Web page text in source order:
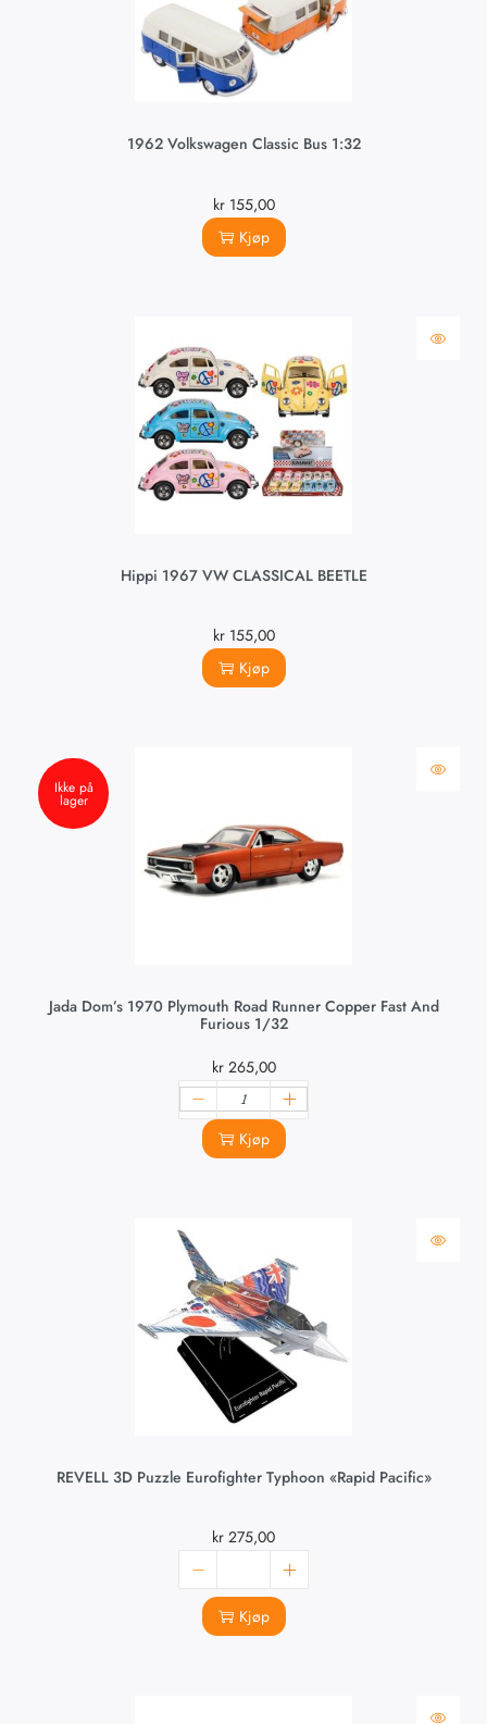
1962 Volkswagen Classic Bus 1:32
kr155,00
Kjøp
Hippi 1967 VW CLASSICAL BEETLE
kr155,00
Kjøp
Ikke på
lager
Jada Dom’s 1970 Plymouth Road Runner Copper Fast And
Furious 1/32
kr265,00
Kjøp
REVELL 3D Puzzle Eurofighter Typhoon «Rapid Pacific»
kr 275,00
Kjøp